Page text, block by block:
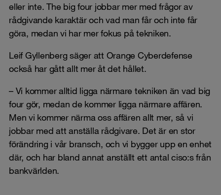
eller inte. The big four jobbar mer med frågor av
rådgivande karaktär och vad man får och inte får
göra, medan vi har mer fokus på tekniken.
Leif Gyllenberg säger att Orange Cyberdefense
också har gått allt mer åt det hållet.
– Vi kommer alltid ligga närmare tekniken än vad big
four gör, medan de kommer ligga närmare affären.
Men vi kommer närma oss affären allt mer, så vi
jobbar med att anställa rådgivare. Det är en stor
förändring i vår bransch, och vi bygger upp en enhet
där, och har bland annat anställt ett antal ciso:s från
bankvärlden.